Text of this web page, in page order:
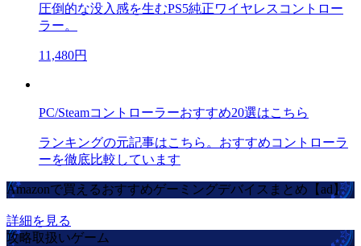
圧倒的な没入感を生むPS5純正ワイヤレスコントロー
ラー。
11,480円
PC/Steamコントローラーおすすめ20選はこちら
ランキングの元記事はこちら。おすすめコントローラ
ーを徹底比較しています
Amazonで買えるおすすめゲーミングデバイスまとめ【ad】
詳細を見る
攻略取扱いゲーム